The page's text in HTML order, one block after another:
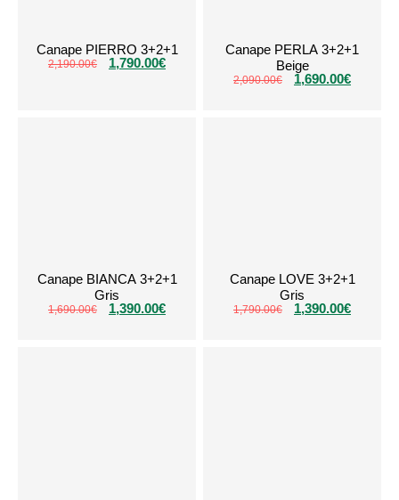
Canape PIERRO 3+2+1
2,190.00€ 1,790.00€
Canape PERLA 3+2+1
Beige
2,090.00€ 1,690.00€
Canape BIANCA 3+2+1
Gris
1,690.00€ 1,390.00€
Canape LOVE 3+2+1
Gris
1,790.00€ 1,390.00€